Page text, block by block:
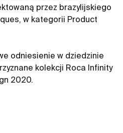
przez brazylijskiego
w kategorii Product
odniesienie w dziedzinie
kolekcji Roca Infinity
2020.